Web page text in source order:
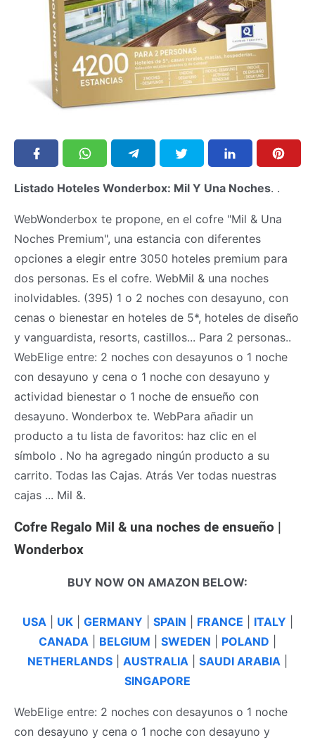
Listado Hoteles Wonderbox: Mil Y Una Noches. .
WebWonderbox te propone, en el cofre "Mil & Una
Noches Premium", una estancia con diferentes
opciones a elegir entre 3050 hoteles premium para
dos personas. Es el cofre. WebMil & una noches
inolvidables. (395) 1 o 2 noches con desayuno, con
cenas o bienestar en hoteles de 5*, hoteles de diseño
y vanguardista, resorts, castillos... Para 2 personas..
WebElige entre: 2 noches con desayunos o 1 noche
con desayuno y cena o 1 noche con desayuno y
actividad bienestar o 1 noche de ensueño con
desayuno. Wonderbox te. WebPara añadir un
producto a tu lista de favoritos: haz clic en el
símbolo . No ha agregado ningún producto a su
carrito. Todas las Cajas. Atrás Ver todas nuestras
cajas ... Mil &.
Cofre Regalo Mil & una noches de ensueño |
Wonderbox
BUY NOW ON AMAZON BELOW:
USA| UK| GERMANY SPAIN FRANCE ITALY
CANADA
BELGIUM SWEDEN POLAND
NETHERLANDS
AUSTRALIA SAUDI ARABIA
SINGAPORE
WebElige entre: 2 noches con desayunos o 1 noche
con desayuno y cena o 1 noche con desayuno y